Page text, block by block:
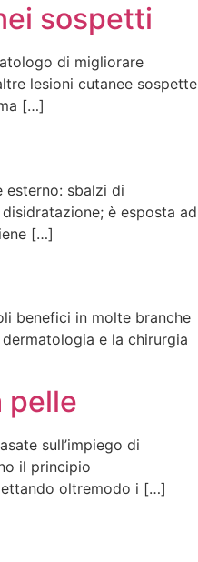
sospetti
di migliorare
lesioni cutanee sospette
[…]
esterno: sbalzi di
è esposta ad
[…]
benefici in molte branche
e la chirurgia
pelle
sull’impiego di
il principio
oltremodo i […]